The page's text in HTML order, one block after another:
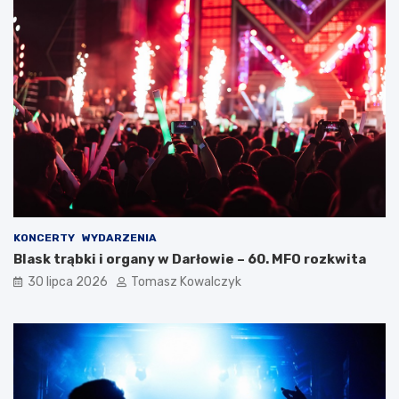
KONCERTY WYDARZENIA
Blask trąbki i organy w Darłowie – 60. MFO rozkwita
30 lipca 2026 Tomasz Kowalczyk